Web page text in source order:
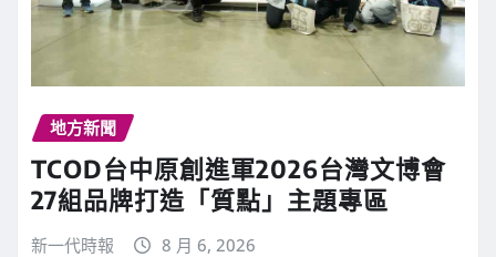
地方新聞
TCOD台中原創進軍2026台灣文博會
27組品牌打造「質點」主題專區
新一代時報 8 月 6, 2026